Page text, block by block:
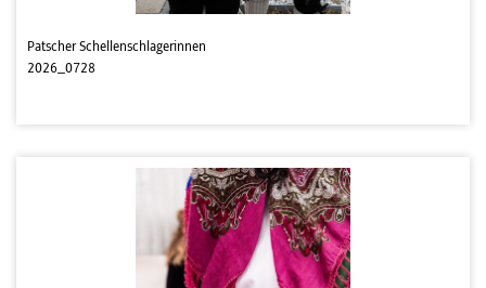
Patscher Schellenschlagerinnen
2026_0728